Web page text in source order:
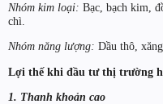
Nhóm kim loại: Bạc, bạch kim,
chì.
Nhóm năng lượng: Dầu thô,
Lợi thế khi đầu tư thị trường
1. Thanh khoản cao